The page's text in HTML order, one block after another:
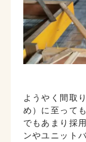
ようやく間取
め）に至って
でもあまり採
ンやユニット